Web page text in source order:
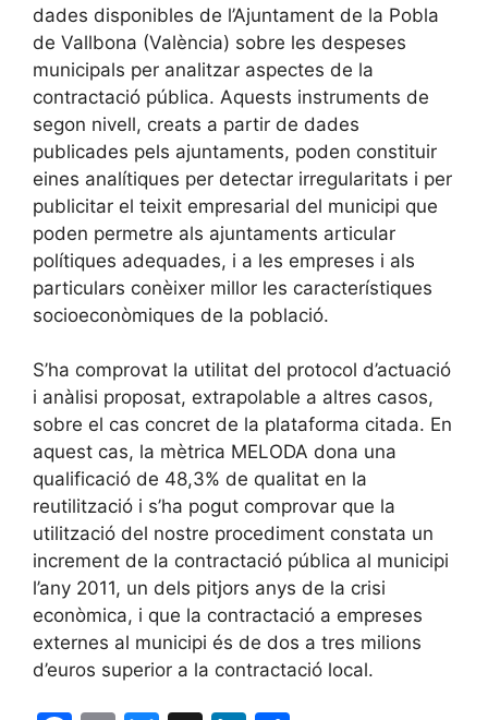
dades disponibles de l’Ajuntament de la Pobla
de Vallbona (València) sobre les despeses
municipals per analitzar aspectes de la
contractació pública. Aquests instruments de
segon nivell, creats a partir de dades
publicades pels ajuntaments, poden constituir
eines analítiques per detectar irregularitats i per
publicitar el teixit empresarial del municipi que
poden permetre als ajuntaments articular
polítiques adequades, i a les empreses i als
particulars conèixer millor les característiques
socioeconòmiques de la població.
S’ha comprovat la utilitat del protocol d’actuació
i anàlisi proposat, extrapolable a altres casos,
sobre el cas concret de la plataforma citada. En
aquest cas, la mètrica MELODA dona una
qualificació de 48,3% de qualitat en la
reutilització i s’ha pogut comprovar que la
utilització del nostre procediment constata un
increment de la contractació pública al municipi
l’any 2011, un dels pitjors anys de la crisi
econòmica, i que la contractació a empreses
externes al municipi és de dos a tres milions
d’euros superior a la contractació local.